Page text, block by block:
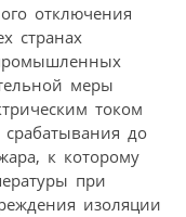
отключения
странах
меры
током
до
к которому
при
изоляции